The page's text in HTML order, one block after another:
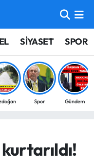
SİYASET SPOR
Spor Gündem